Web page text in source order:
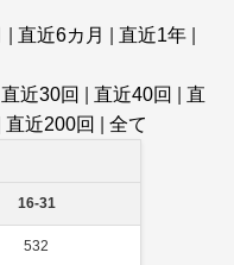
直近6カ月 直近1年
直近30回 直近40回
直
直近200回 全て
16-31
532